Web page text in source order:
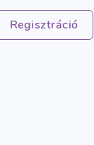
Regisztráció